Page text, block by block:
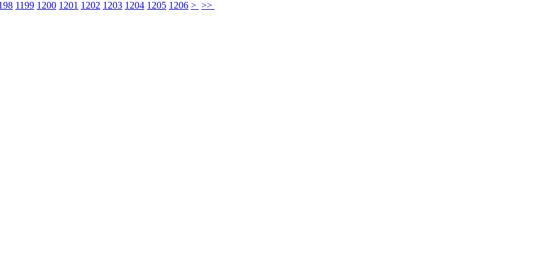
1199 1200 1201 1202 1203 1204 1205 1206 > >>